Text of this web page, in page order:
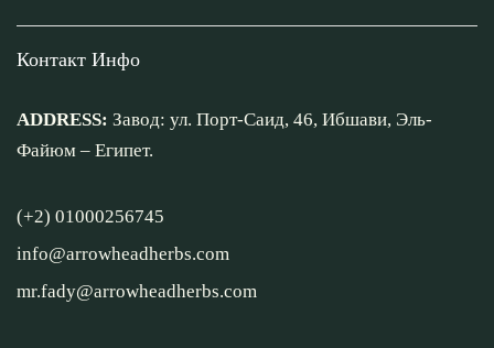
Контакт Инфо
ADDRESS: Завод: ул. Порт-Саид, 46, Ибшави, Эль-
Файюм – Египет.
(+2) 01000256745
info@arrowheadherbs.com
mr.fady@arrowheadherbs.com